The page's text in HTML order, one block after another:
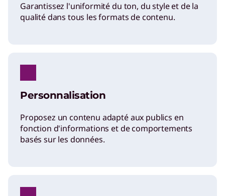
Garantissez l'uniformité du ton, du style et de la
qualité dans tous les formats de contenu.
Personnalisation
Proposez un contenu adapté aux publics en
fonction d'informations et de comportements
basés sur les données.